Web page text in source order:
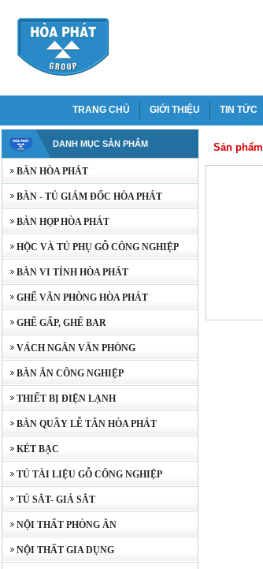
TRANG CHỦ GIỚI THIỆU TIN TỨC
DANH MỤC SẢN PHẨM
BÀN HÒA PHÁT
BÀN - TỦ GIÁM ĐỐC HÒA PHÁT
BÀN HỌP HÒA PHÁT
HỘC VÀ TỦ PHỤ GỖ CÔNG NGHIỆP
BÀN VI TÍNH HÒA PHÁT
GHẾ VĂN PHÒNG HÒA PHÁT
GHẾ GẤP, GHẾ BAR
VÁCH NGĂN VĂN PHÒNG
BÀN ĂN CÔNG NGHIỆP
THIẾT BỊ ĐIỆN LẠNH
BÀN QUẦY LỄ TÂN HÒA PHÁT
KÉT BẠC
TỦ TÀI LIỆU GỖ CÔNG NGHIỆP
TỦ SẮT- GIÁ SẮT
NỘI THẤT PHÒNG ĂN
NỘI THẤT GIA DỤNG
Sản phẩm